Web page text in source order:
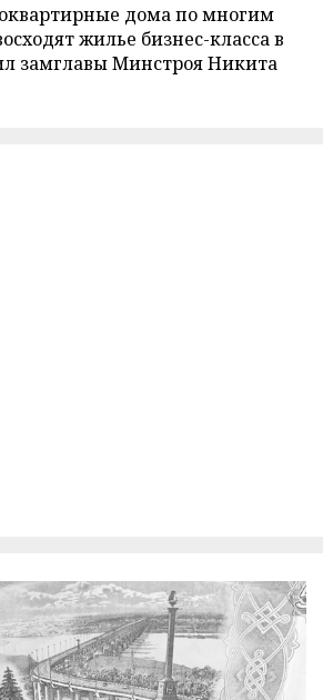
дома по многим
жилье бизнес-класса в
замглавы Минстроя Никита